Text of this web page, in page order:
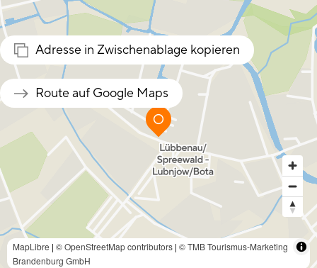
MapLibre | © OpenStreetMap contributors | © TMB Tourismus-Marketing
Brandenburg GmbH
Adresse in Zwischenablage kopieren
Route auf Google Maps